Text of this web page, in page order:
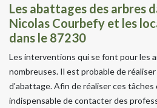
Les abattages des arbres
Nicolas Courbefy et les
dans le 87230
Les interventions qui se font pour les
nombreuses. Il est probable de
d'abattage. Afin de réaliser ces
indispensable de contacter des